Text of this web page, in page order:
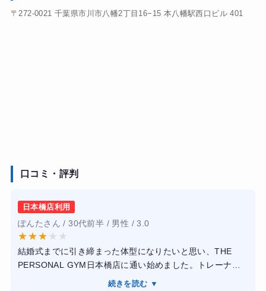
〒272-0021 千葉県市川市八幡2丁目16−15 本八幡駅西口ビル 401
口コミ・評判
日本橋店利用
ぽんたさん / 30代前半 / 男性 / 3.0
★★★ ★ ★
結婚式までに引き締まった体型になりたいと思い、THE
PERSONAL GYM日本橋店に通い始めました。トレーナー
の方は私の体力やライフスタイルに合わせて無理のないト
続きを読む ▼